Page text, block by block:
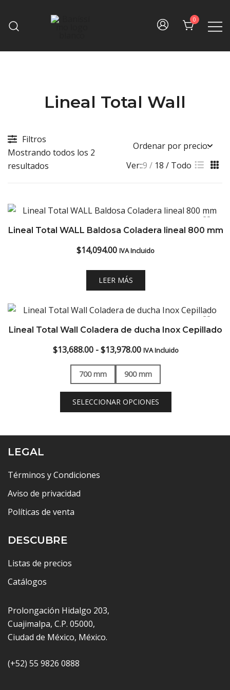
content
Baníssimo
Fine bath design
0
Lineal Total Wall
Filtros
Mostrando todos los 2
resultados
high
low
Ver::9 18 Todo
Lineal Total WALL Baldosa Coladera lineal 800 mm
$14,094.00 IVA Incluido
LEER MÁS
Lineal Total Wall Coladera de ducha Inox Cepillado
$13,688.00 - $13,978.00Rango
de
precios:
desde
$13,688.00
hasta
IVA Incluido
700 mm 900 mm
SELECCIONAR OPCIONES
LEGAL
Términos y Condiciones
Aviso de privacidad
Políticas de venta
DESCUBRE
Listas de precios
Catálogos
Prolongación Hidalgo 203,
Cuajimalpa, C.P. 05000,
Ciudad de México, México.
(+52) 55 9826 0888